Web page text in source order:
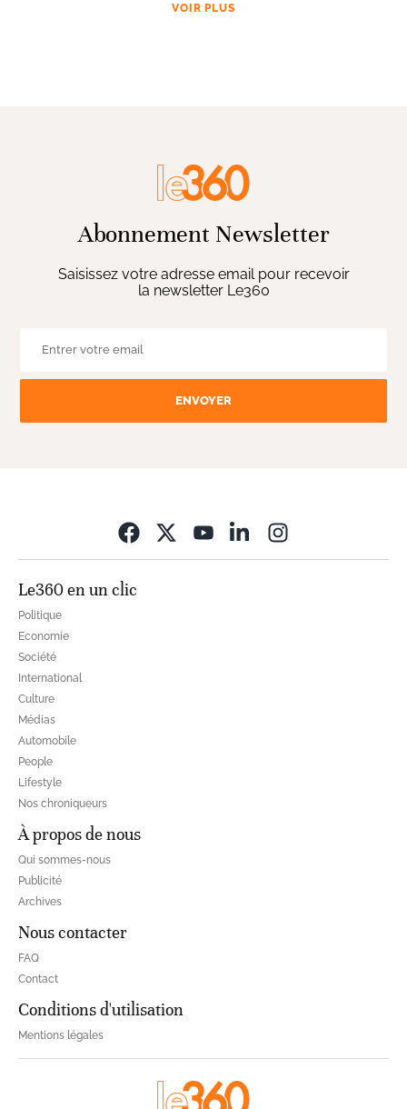
VOIR PLUS
Abonnement Newsletter
Saisissez votre adresse email pour recevoir
la newsletter Le360
ENVOYER
Le360 en un clic
Politique
Economie
Société
International
Culture
Médias
Automobile
People
Lifestyle
Nos chroniqueurs
À propos de nous
Qui sommes-nous
Publicité
Archives
Nous contacter
FAQ
Contact
Conditions d'utilisation
Mentions légales